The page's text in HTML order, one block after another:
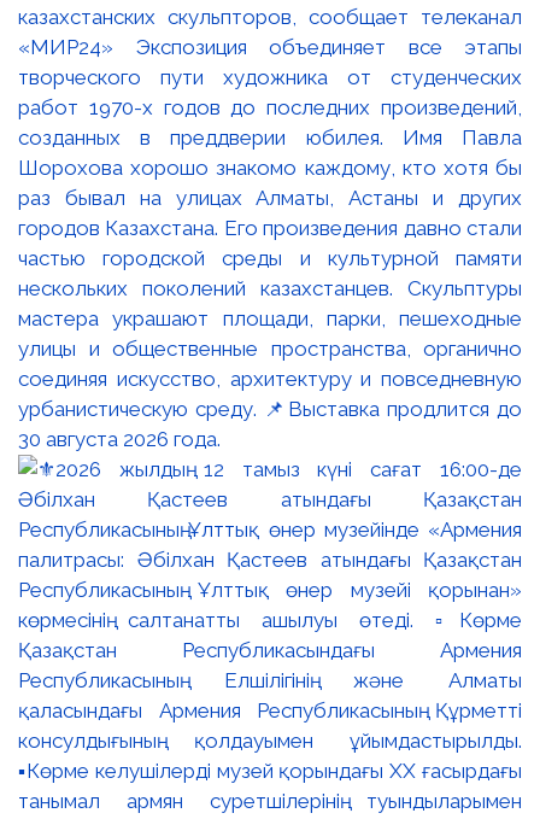
казахстанских скульпторов, сообщает телеканал
«МИР24» Экспозиция объединяет все этапы
творческого пути художника от студенческих
работ 1970-х годов до последних произведений,
созданных в преддверии юбилея. Имя Павла
Шорохова хорошо знакомо каждому, кто хотя бы
раз бывал на улицах Алматы, Астаны и других
городов Казахстана. Его произведения давно стали
частью городской среды и культурной памяти
нескольких поколений казахстанцев. Скульптуры
мастера украшают площади, парки, пешеходные
улицы и общественные пространства, органично
соединяя искусство, архитектуру и повседневную
урбанистическую среду. 📌Выставка продлится до
30 августа 2026 года.